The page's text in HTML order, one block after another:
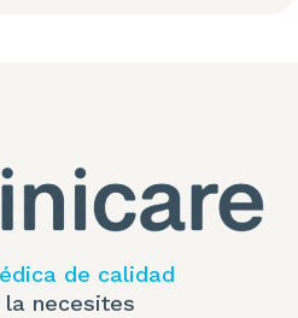
de calidad
la necesites